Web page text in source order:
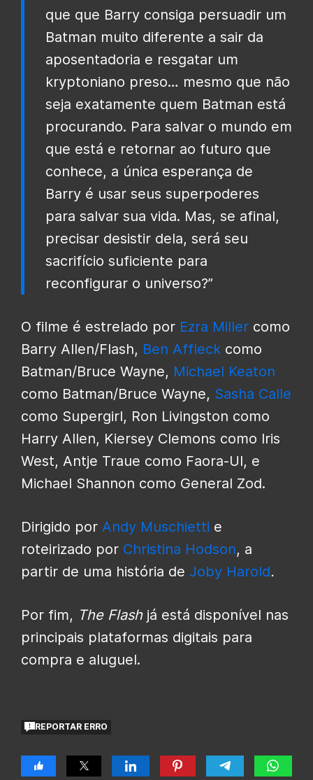
que que Barry consiga persuadir um
Batman muito diferente a sair da
aposentadoria e resgatar um
kryptoniano preso… mesmo que não
seja exatamente quem Batman está
procurando. Para salvar o mundo em
que está e retornar ao futuro que
conhece, a única esperança de
Barry é usar seus superpoderes
para salvar sua vida. Mas, se afinal,
precisar desistir dela, será seu
sacrifício suficiente para
reconfigurar o universo?”
O filme é estrelado por Ezra Miller como
Barry Allen/Flash, Ben Affleck como
Batman/Bruce Wayne, Michael Keaton
como Batman/Bruce Wayne, Sasha Calle
como Supergirl, Ron Livingston como
Harry Allen, Kiersey Clemons como Iris
West, Antje Traue como Faora-Ul, e
Michael Shannon como General Zod.
Dirigido por Andy Muschietti e
roteirizado por Christina Hodson, a
partir de uma história de Joby Harold.
Por fim, The Flashjá está disponível nas
principais plataformas digitais para
compra e aluguel.
REPORTAR ERRO